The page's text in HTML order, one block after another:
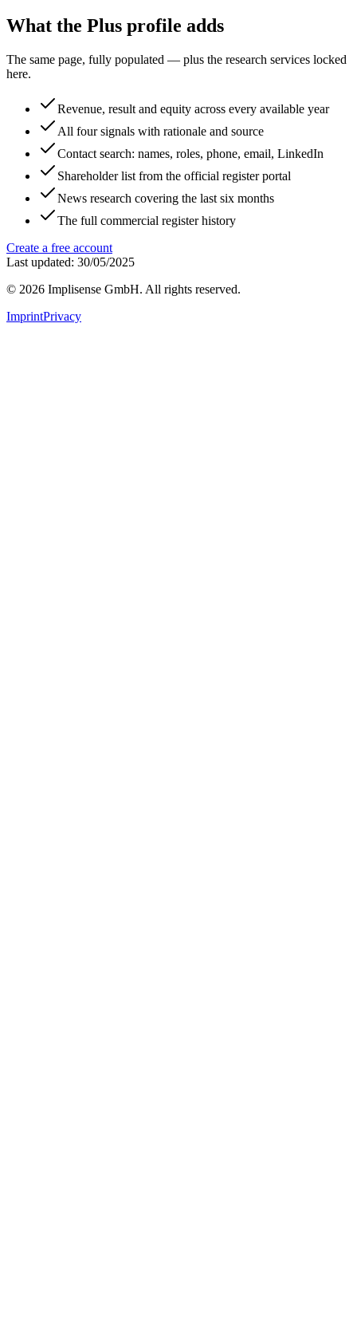
What the Plus profile adds
The same page, fully populated — plus the research services locked
here.
Revenue, result and equity across every available year
All four signals with rationale and source
Contact search: names, roles, phone, email, LinkedIn
Shareholder list from the official register portal
News research covering the last six months
The full commercial register history
Create a free account
Last updated: 30/05/2025
© 2026 Implisense GmbH. All rights reserved.
ImprintPrivacy